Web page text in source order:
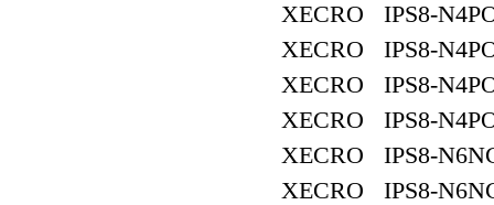
XECRO IPS8-
XECRO IPS8-
XECRO IPS8-
XECRO IPS8-
XECRO IPS8-
XECRO IPS8-